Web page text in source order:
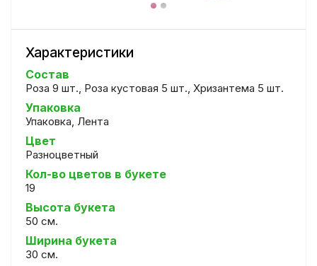
Характеристики
Состав
Роза 9 шт., Роза кустовая 5 шт., Хризантема 5 шт.
Упаковка
Упаковка, Лента
Цвет
Разноцветный
Кол-во цветов в букете
19
Высота букета
50 см.
Ширина букета
30 см.